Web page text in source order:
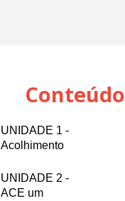
Conteúdo
UNIDADE 1 -
Acolhimento
UNIDADE 2 -
ACE um